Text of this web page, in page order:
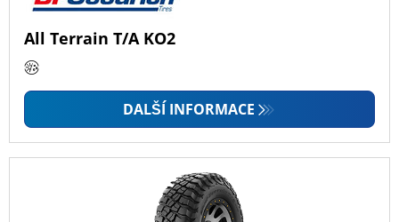
All Terrain T/A KO2
DALŠÍ INFORMACE